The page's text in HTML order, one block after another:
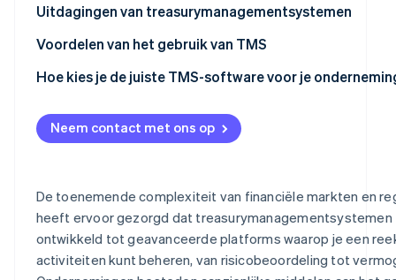
Nu bekijken
Toepassingsgebied
Complexiteit
Strategische focus
Risicobeheer
Verantwoordelijkheid
Uitdagingen van treasurymanagementsystemen
Voordelen van het gebruik van TMS
Hoe kies je de juiste TMS-software voor je
Neem contact met ons op
De toenemende complexiteit van financiële markten en
heeft ervoor gezorgd dat treasurymanagementsystemen
ontwikkeld tot geavanceerde platforms waarop je een
activiteiten kunt beheren, van risicobeoordeling tot